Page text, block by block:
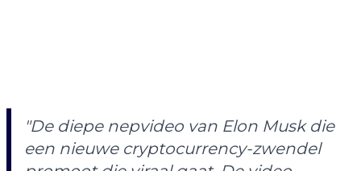
"De diepe nepvideo van Elon Musk die
een nieuwe cryptocurrency-zwendel